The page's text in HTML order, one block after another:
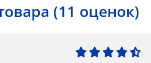
(11 оценок)